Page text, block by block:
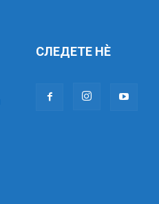
СЛЕДЕТЕ НÈ